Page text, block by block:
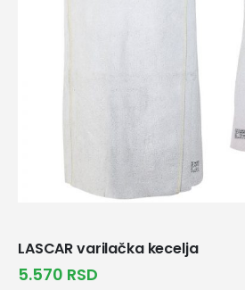
LASCAR varilačka kecelja
5.570 RSD